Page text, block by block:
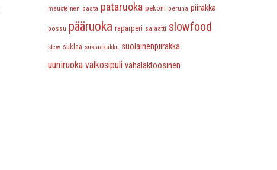
mausteinen pasta pataruoka pekoni peruna piirakka
possu pääruoka raparperi salaatti slowfood
stew suklaa suklaakakku suolainenpiirakka
uuniruoka valkosipuli vähälaktoosinen